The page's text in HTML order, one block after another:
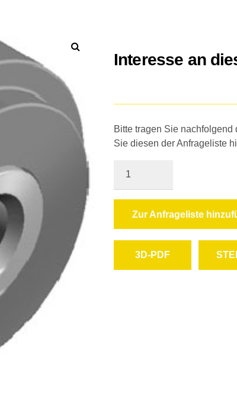
Interesse an
Bitte tragen Sie
Sie diesen der Anfrageliste
Zur Anfrageliste
3D-PDF